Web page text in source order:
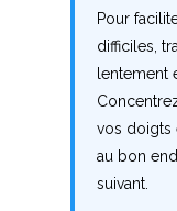
Pour
difficiles,
lentement
vos doigts
au bon
suivant.